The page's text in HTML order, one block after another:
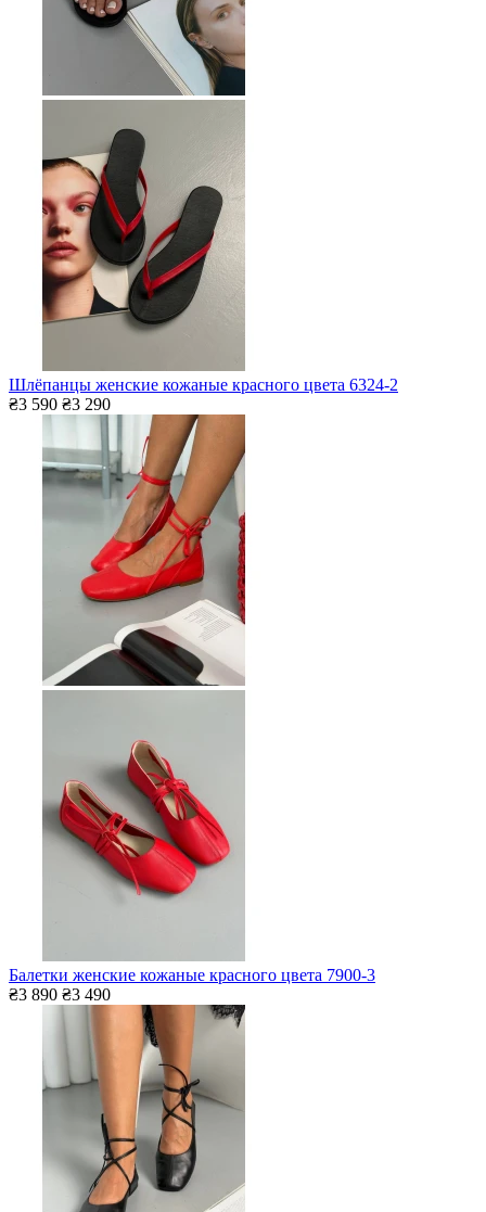
Шлёпанцы женские кожаные красного цвета 6324-2
₴3 590 ₴3 290
Балетки женские кожаные красного цвета 7900-3
₴3 890 ₴3 490